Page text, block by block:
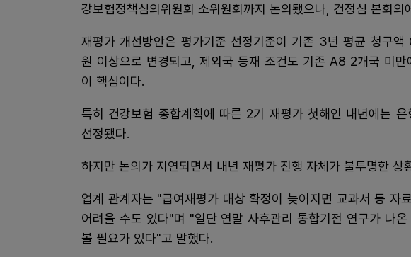
강보험정책심의위원회 소위원회까지 논의됐으나, 건정심 본회의
재평가 개선방안은 평가기준 선정기준이 기존 3년 평균 청구
원 이상으로 변경되고, 제외국 등재 조건도 기존 A8 2개국 미
이 핵심이다.
특히 건강보험 종합계획에 따른 2기 재평가 첫해인 내년에는
선정됐다.
하지만 논의가 지연되면서 내년 재평가 진행 자체가 불투명한 상
업계 관계자는 "급여재평가 대상 확정이 늦어지면 교과서 등 자
어려울 수도 있다"며 "일단 연말 사후관리 통합기전 연구가 나
볼 필요가 있다"고 말했다.